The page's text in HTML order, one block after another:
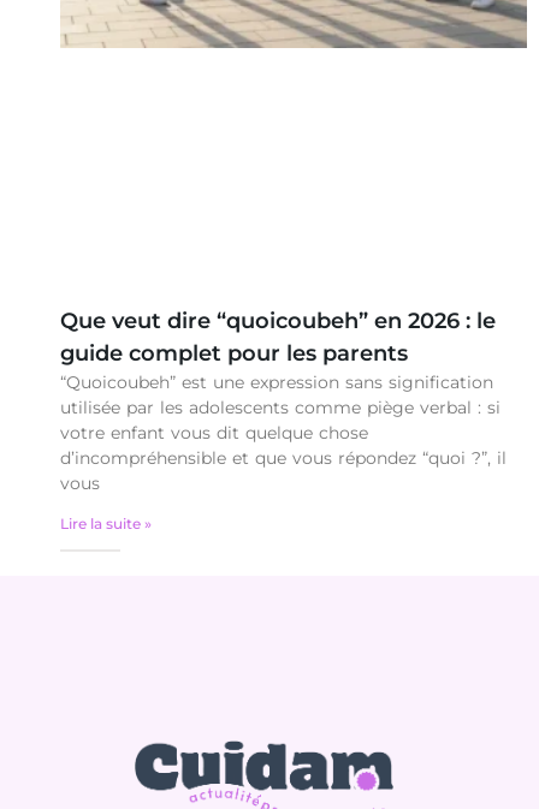
Que veut dire “quoicoubeh” en 2026 : le
guide complet pour les parents
“Quoicoubeh” est une expression sans signification
utilisée par les adolescents comme piège verbal : si
votre enfant vous dit quelque chose
d’incompréhensible et que vous répondez “quoi ?”, il
vous
Lire la suite »